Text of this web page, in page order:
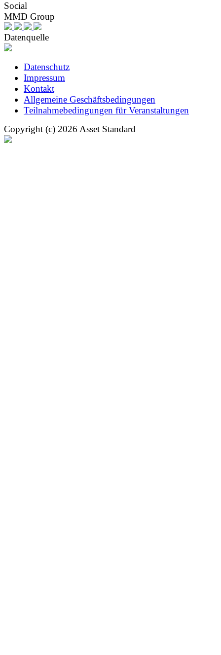
Social
MMD Group
Datenquelle
Datenschutz
Impressum
Kontakt
Allgemeine Geschäftsbedingungen
Teilnahmebedingungen für Veranstaltungen
Copyright (c) 2026 Asset Standard